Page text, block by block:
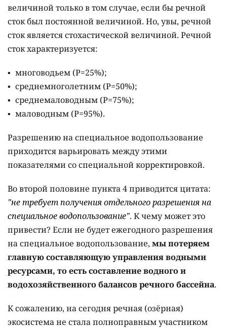
величиной только в том случае, если бы речной
сток был постоянной величиной. Но, увы, речной
сток является стохастической величиной. Речной
сток характеризуется:
многоводьем (Р=25%);
среднемноголетним (Р=50%);
среднемаловодным (Р=75%);
маловодным (Р=95%).
Разрешению на специальное водопользование
приходится варьировать между этими
показателями со специальной корректировкой.
Во второй половине пункта 4 приводится цитата:
"не требует получения отдельного разрешения на
специальное водопользование". К чему может это
привести? Если не будет ежегодного разрешения
на специальное водопользование, мы потеряем
главную составляющую управления водными
ресурсами, то есть составление водного и
водохозяйственного балансов речного бассейна.
К сожалению, на сегодня речная (озёрная)
экосистема не стала полноправным участником